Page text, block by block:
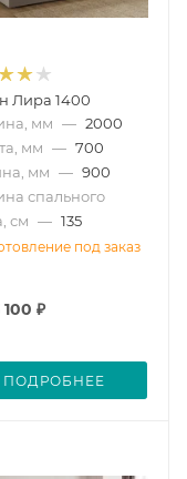
Лира 1400
мм — 2000
мм — 700
мм — 900
спального
см — 135
под заказ
100 ₽
ПОДРОБНЕЕ